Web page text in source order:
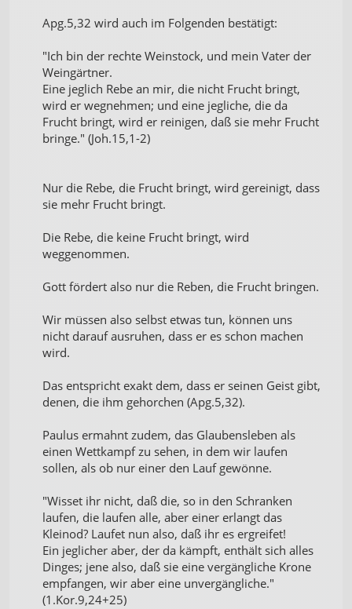
Apg.5,32 wird auch im Folgenden bestätigt:
"Ich bin der rechte Weinstock, und mein Vater der
Weingärtner.
Eine jeglich Rebe an mir, die nicht Frucht bringt,
wird er wegnehmen; und eine jegliche, die da
Frucht bringt, wird er reinigen, daß sie mehr Frucht
bringe." (Joh.15,1-2)
Nur die Rebe, die Frucht bringt, wird gereinigt, dass
sie mehr Frucht bringt.
Die Rebe, die keine Frucht bringt, wird
weggenommen.
Gott fördert also nur die Reben, die Frucht bringen.
Wir müssen also selbst etwas tun, können uns
nicht darauf ausruhen, dass er es schon machen
wird.
Das entspricht exakt dem, dass er seinen Geist gibt,
denen, die ihm gehorchen (Apg.5,32).
Paulus ermahnt zudem, das Glaubensleben als
einen Wettkampf zu sehen, in dem wir laufen
sollen, als ob nur einer den Lauf gewönne.
"Wisset ihr nicht, daß die, so in den Schranken
laufen, die laufen alle, aber einer erlangt das
Kleinod? Laufet nun also, daß ihr es ergreifet!
Ein jeglicher aber, der da kämpft, enthält sich alles
Dinges; jene also, daß sie eine vergängliche Krone
empfangen, wir aber eine unvergängliche."
(1.Kor.9,24+25)